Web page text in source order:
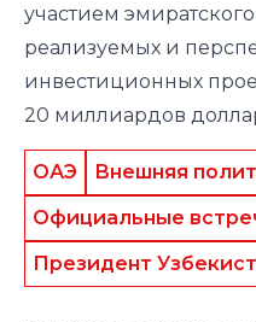
участием
реализуемых и
инвестиционных
20 миллиардов
ОАЭ
Внешняя
Официальные
Президент